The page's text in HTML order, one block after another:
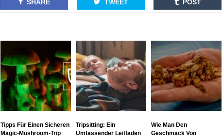
SHARE TWEET POST
Tipps Für Einen Sicheren
Magic-Mushroom-Trip
Tripsitting: Ein
Umfassender Leitfaden
Wie Man Den
Geschmack Von